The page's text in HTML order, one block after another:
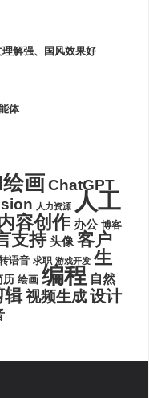
解强、国风效果好
体
画ChatGPT
人力资源 人工
容创作 办公 博客
支持 头像 客户
语音 求职 游戏开发 生
历 绘画 编程 自然
辑视频生成设计